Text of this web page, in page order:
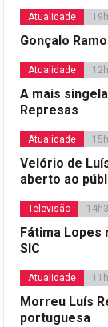
Atualidade
Gonçalo
Atualidade
A mais
Represas
Atualidade
Velório de
aberto ao
Televisão
Fátima
SIC
Atualidade
Morreu Luís
portuguesa